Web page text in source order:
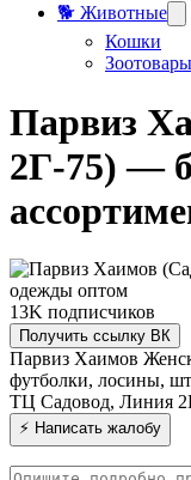
🐕 Животные
Кошки
Зоотовары
Парвиз
2Г-75) —
13K подписчиков
Получить ссылку ВК
Парвиз Хаимов
футболки, лосины,
ТЦ Садовод, Линия